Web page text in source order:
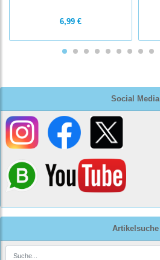
Social Media
Artikelsuche
6,99 €